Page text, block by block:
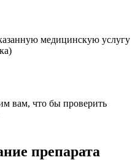
медицинскую услугу
вам, что бы проверить
препарата